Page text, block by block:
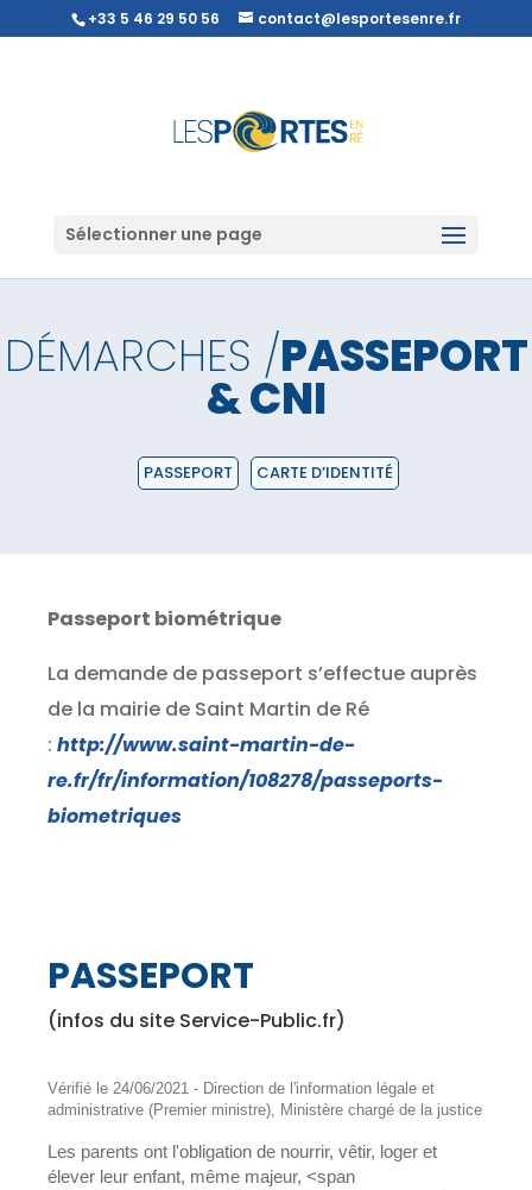
+33 5 46 29 50 56 contact@lesportesenre.fr
Sélectionner une page
DÉMARCHES /PASSEPORT
& CNI
PASSEPORT CARTE D’IDENTITÉ
Passeport biométrique
La demande de passeport s’effectue auprès
de la mairie de Saint Martin de Ré
: http://www.saint-martin-de-
re.fr/fr/information/108278/passeports-
biometriques
PASSEPORT
(infos du site Service-Public.fr)
Vérifié le 24/06/2021 - Direction de l'information légale et
administrative (Premier ministre), Ministère chargé de la justice
Les parents ont l'obligation de nourrir, vêtir, loger et
élever leur enfant, même majeur, <span